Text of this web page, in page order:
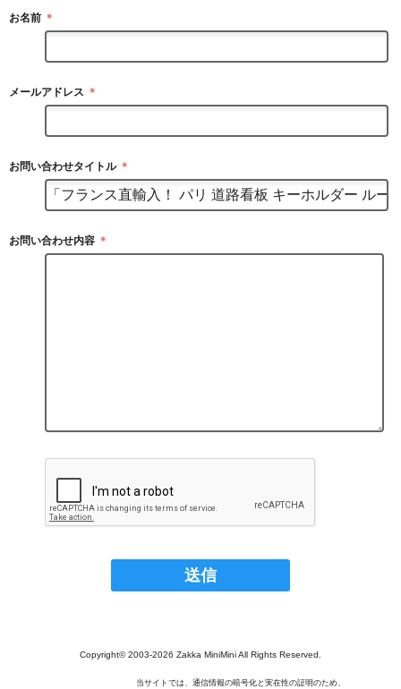
お名前 ＊
メールアドレス ＊
お問い合わせタイトル ＊
お問い合わせ内容 ＊
Copyright© 2003‐2026 Zakka MiniMini All Rights Reserved.
当サイトでは、通信情報の暗号化と実在性の証明のため、